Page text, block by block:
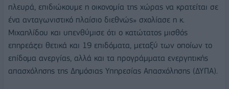
πλευρά, επιδιώκουμε η οικονομία της χώρας να κρατείται σε
ένα ανταγωνιστικό πλαίσιο διεθνώς» σχολίασε η κ.
Μιχαηλίδου και υπενθύμισε ότι ο κατώτατος μισθός
επηρεάζει θετικά και 19 επιδόματα, μεταξύ των οποίων το
επίδομα ανεργίας, αλλά και τα προγράμματα ενεργητικής
απασχόλησης της Δημόσιας Υπηρεσίας Απασχόλησης (ΔΥΠΑ).